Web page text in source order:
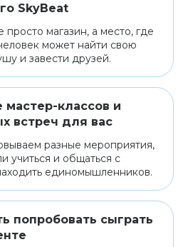
SkyBeat
просто магазин, а место, где
может найти свою
и завести друзей.
мастер-классов и
встреч для вас
разные мероприятия,
учиться и общаться с
единомышленников.
попробовать сыграть